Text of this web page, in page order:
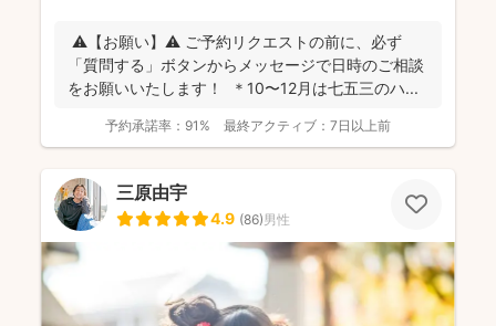
⚠️【お願い】⚠️ ご予約リクエストの前に、必ず
「質問する」ボタンからメッセージで日時のご相談
をお願いいたします！ ＊10〜12月は七五三のハ...
予約承諾率： 91% 最終アクティブ： 7日以上前
三原由宇
4.9 (86)男性